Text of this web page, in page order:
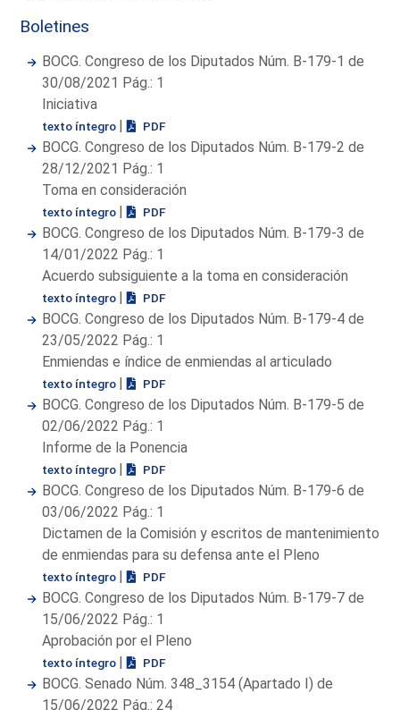
Boletines
BOCG. Congreso de los Diputados Núm. B-179-1 de
30/08/2021 Pág.: 1
Iniciativa
texto íntegro | PDF
BOCG. Congreso de los Diputados Núm. B-179-2 de
28/12/2021 Pág.: 1
Toma en consideración
texto íntegro | PDF
BOCG. Congreso de los Diputados Núm. B-179-3 de
14/01/2022 Pág.: 1
Acuerdo subsiguiente a la toma en consideración
texto íntegro | PDF
BOCG. Congreso de los Diputados Núm. B-179-4 de
23/05/2022 Pág.: 1
Enmiendas e índice de enmiendas al articulado
texto íntegro | PDF
BOCG. Congreso de los Diputados Núm. B-179-5 de
02/06/2022 Pág.: 1
Informe de la Ponencia
texto íntegro | PDF
BOCG. Congreso de los Diputados Núm. B-179-6 de
03/06/2022 Pág.: 1
Dictamen de la Comisión y escritos de mantenimiento
de enmiendas para su defensa ante el Pleno
texto íntegro | PDF
BOCG. Congreso de los Diputados Núm. B-179-7 de
15/06/2022 Pág.: 1
Aprobación por el Pleno
texto íntegro | PDF
BOCG. Senado Núm. 348_3154 (Apartado I) de
15/06/2022 Pág.: 24